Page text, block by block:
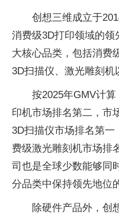
创想三维成立于
消费级3D打印领域的
大核心品类，包括消费
3D扫描仪、激光雕刻机
按2025年GMV计
印机市场排名第二，市
3D扫描仪市场排名第一
费级激光雕刻机市场排
司也是全球少数能够同
分品类中保持领先地位
除硬件产品外，创